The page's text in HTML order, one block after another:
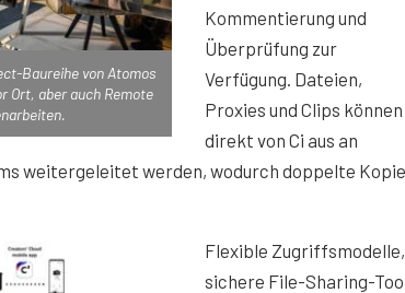
Baureihe von Atomos
Ort, aber auch Remote
Kommentierung und
Überprüfung zur
Verfügung. Dateien,
Proxies und Clips können
direkt von Ci aus an
weitergeleitet werden, wodurch doppelte
Flexible
sichere File-Sharing-